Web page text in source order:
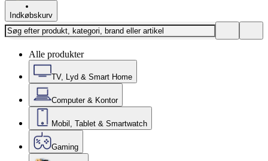
Indkøbskurv
Alle produkter
TV, Lyd & Smart Home
Computer & Kontor
Mobil, Tablet & Smartwatch
Gaming